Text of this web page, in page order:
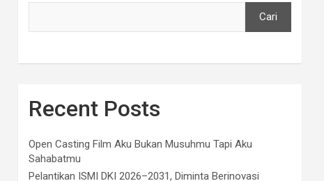
Cari
Recent Posts
Open Casting Film Aku Bukan Musuhmu Tapi Aku
Sahabatmu
Pelantikan ISMI DKI 2026–2031, Diminta Berinovasi